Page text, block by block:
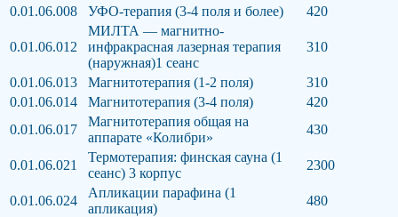
0.01.06.008
УФО-терапия (3-4 поля и более) 420
0.01.06.012
МИЛТА — магнитно-
инфракрасная лазерная терапия
(наружная)1 сеанс
310
0.01.06.013 Магнитотерапия (1-2 поля)
310
0.01.06.014
Магнитотерапия (3-4 поля)
420
0.01.06.017
Магнитотерапия общая на
аппарате «Колибри»
430
0.01.06.021
Термотерапия: финская сауна (1
сеанс) 3 корпус
2300
0.01.06.024
Апликации парафина (1
апликация)
480